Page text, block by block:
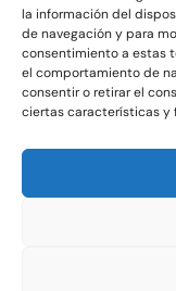
la información del
de navegación y para
consentimiento a estas
el comportamiento de
consentir o retirar el
ciertas características y
Haz
C/Ocaña 205,